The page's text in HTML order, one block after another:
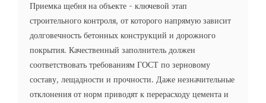
Приемка щебня на объекте - ключевой этап
строительного контроля, от которого напрямую зависит
долговечность бетонных конструкций и дорожного
покрытия. Качественный заполнитель должен
соответствовать требованиям ГОСТ по зерновому
составу, лещадности и прочности. Даже незначительные
отклонения от норм приводят к перерасходу цемента и